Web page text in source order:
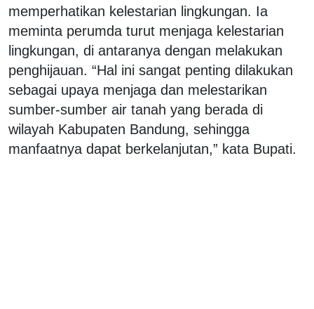
memperhatikan kelestarian lingkungan. Ia
meminta perumda turut menjaga kelestarian
lingkungan, di antaranya dengan melakukan
penghijauan. “Hal ini sangat penting dilakukan
sebagai upaya menjaga dan melestarikan
sumber-sumber air tanah yang berada di
wilayah Kabupaten Bandung, sehingga
manfaatnya dapat berkelanjutan,” kata Bupati.